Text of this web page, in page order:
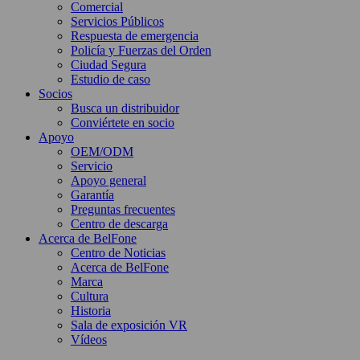
Comercial
Servicios Públicos
Respuesta de emergencia
Policía y Fuerzas del Orden
Ciudad Segura
Estudio de caso
Socios
Busca un distribuidor
Conviértete en socio
Apoyo
OEM/ODM
Servicio
Apoyo general
Garantía
Preguntas frecuentes
Centro de descarga
Acerca de BelFone
Centro de Noticias
Acerca de BelFone
Marca
Cultura
Historia
Sala de exposición VR
Vídeos